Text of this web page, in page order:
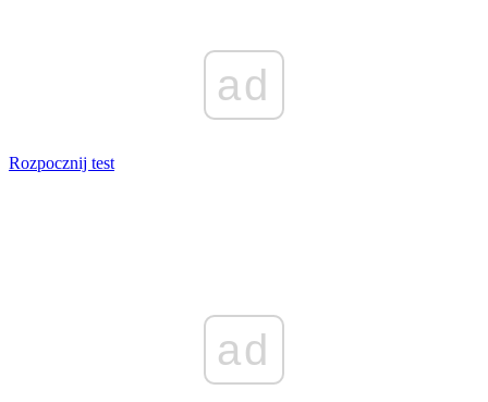
ad
Rozpocznij test
ad